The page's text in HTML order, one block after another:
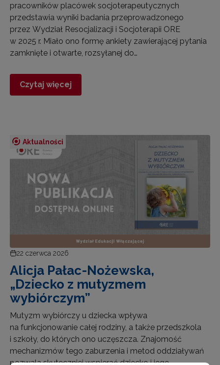
pracowników placówek socjoterapeutycznych
przedstawia wyniki badania przeprowadzonego
przez Wydział Resocjalizacji i Socjoterapii ORE
w 2025 r. Miało ono formę ankiety zawierającej pytania
zamknięte i otwarte, rozsyłanej do…
Czytaj więcej
Aktualności
22 czerwca 2026
Alicja Pałac-Nożewska,
„Dziecko z mutyzmem
wybiórczym”
Mutyzm wybiórczy u dziecka wpływa
na funkcjonowanie całej rodziny, a także przedszkola
i szkoły, do których ono uczęszcza. Znajomość
mechanizmów tego zaburzenia i metod oddziaływań
pozwala skuteczniej wspierać dziecko i jego